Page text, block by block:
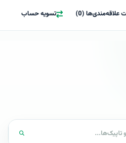
علاقه‌مندی‌ها (0) تسویه حساب